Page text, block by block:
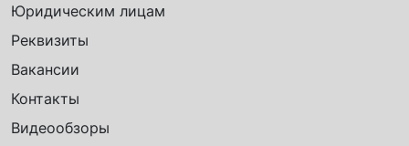
Юридическим лицам
Реквизиты
Вакансии
Контакты
Видеообзоры